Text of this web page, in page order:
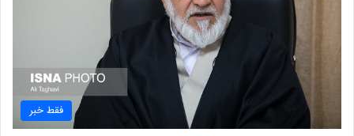
فقط خبر